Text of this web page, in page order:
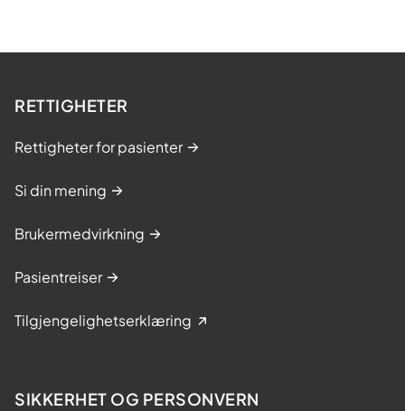
RETTIGHETER
Rettigheter for pasienter
Si din mening
Brukermedvirkning
Pasientreiser
Tilgjengelighetserklæring
SIKKERHET OG PERSONVERN